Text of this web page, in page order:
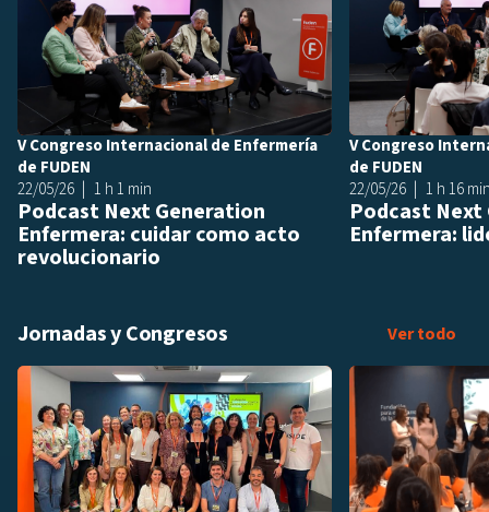
V Congreso Internacional de Enfermería
de FUDEN
22/05/26
1 h 1 min
Podcast Next Generation
Enfermera: cuidar como acto
revolucionario
V Congreso
de FUDEN
22/05/26
1 h 16
Podcast
Enfermera:
Jornadas y Congresos Ver todo
Añadir a